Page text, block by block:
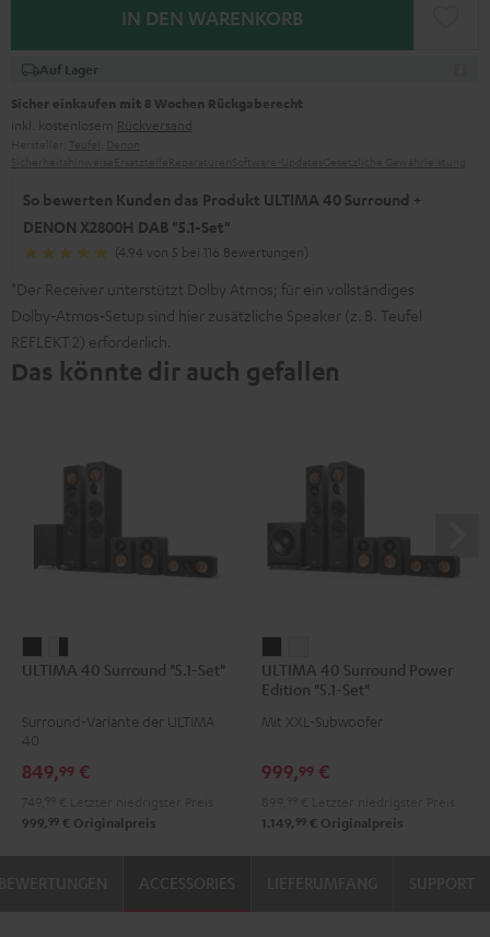
IN DEN WARENKORB
Auf Lager
Sicher einkaufen mit 8 Wochen Rückgaberecht
inkl. kostenlosem Rückversand
So bewerten Kunden das Produkt ULTIMA 40 Surround +
DENON X2800H DAB "5.1-Set"
(4.94 von 5 bei 116 Bewertungen)
*Der Receiver unterstützt Dolby Atmos; für ein vollständiges
Dolby‑Atmos‑Setup sind hier zusätzliche Speaker (z. B. Teufel
REFLEKT 2) erforderlich.
Das könnte dir auch gefallen
40
"5.1-
Schwarz
40
"5.1-
Weiß
Schwarz
ULTIMA 40 Surround "5.1-Set"
Surround-Variante der ULTIMA
40
849,99 €
999, 99 € Originalpreis
40
Surround
Power
"5.1-
Schwarz
40
Surround
Power
"5.1-
Weiß
ULTIMA 40 Surround Power
Edition "5.1-Set"
Mit XXL-Subwoofer
999,99 €
1.149, 99 € Originalpreis
ACCESSORIES